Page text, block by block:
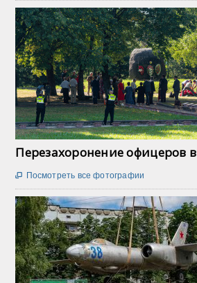
Перезахоронение офицеров
 Посмотреть все фотографии